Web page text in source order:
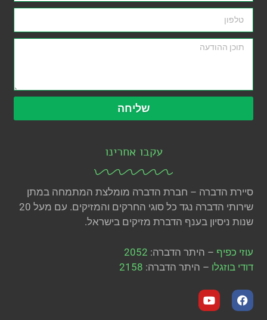
שליחה
עקבו אחרינו
סיירת הדברה – חברת הדברה מומלצת המתמחה במתן
שירותי הדברה נגד כל סוגי החרקים והמזיקים. עם מעל 20
שנות ניסיון בענף הדברת מזיקים בישראל.
עוזי כפיף – היתר הדברה: 2052
דודי בוזגלו – היתר הדברה: 2158